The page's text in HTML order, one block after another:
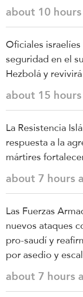
about 10
Oficiales
seguridad en el
Hezbolá y
about 15
La Resistencia
respuesta a la
mártires
about 7 hours
Las Fuerzas
nuevos ataques
pro-saudí y
por asedio y
about 7 hours